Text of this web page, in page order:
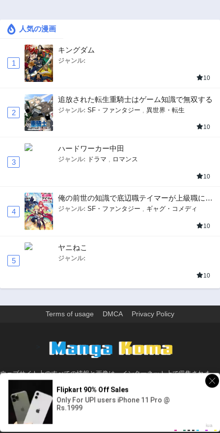
人気の漫画
1
キングダム
ジャンル:
10
2
追放された転生重騎士はゲーム知識で無双する
ジャンル: SF・ファンタジー 異世界・転生
10
3
ハードワーカー中田
ジャンル: ドラマ , ロマンス
10
4
俺の前世の知識で底辺職テイマーが上級職にな
ってしまいそうな件
ジャンル: SF・ファンタジー , ギャグ・コメディ
10
5
ヤニねこ
ジャンル:
10
Terms of usage DMCA Privacy Policy
ウェブサイト上のすべての情報と画像は、インターネット上で収集されま
す。 このウェブサイトの情報については、所有していないか、責任を負いま
せん。 個人や組織に影響を与える場合は、必要に応じて、すぐに検討して削
除します。